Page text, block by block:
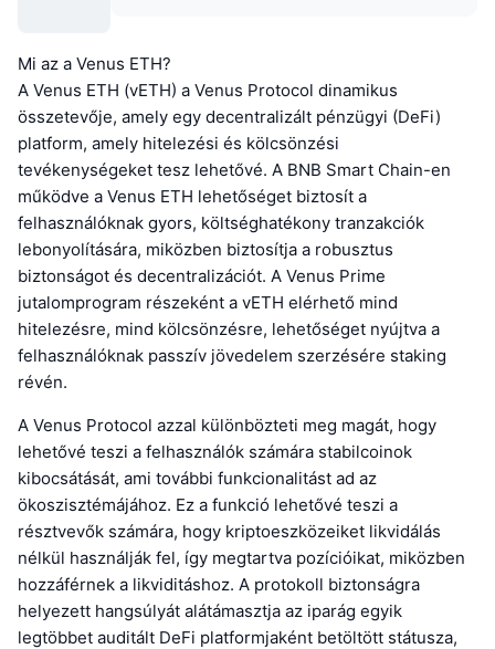
Mi az a Venus ETH?
A Venus ETH (vETH) a Venus Protocol dinamikus
összetevője, amely egy decentralizált pénzügyi (DeFi)
platform, amely hitelezési és kölcsönzési
tevékenységeket tesz lehetővé. A BNB Smart Chain-en
működve a Venus ETH lehetőséget biztosít a
felhasználóknak gyors, költséghatékony tranzakciók
lebonyolítására, miközben biztosítja a robusztus
biztonságot és decentralizációt. A Venus Prime
jutalomprogram részeként a vETH elérhető mind
hitelezésre, mind kölcsönzésre, lehetőséget nyújtva a
felhasználóknak passzív jövedelem szerzésére staking
révén.
A Venus Protocol azzal különbözteti meg magát, hogy
lehetővé teszi a felhasználók számára stabilcoinok
kibocsátását, ami további funkcionalitást ad az
ökoszisztémájához. Ez a funkció lehetővé teszi a
résztvevők számára, hogy kriptoeszközeiket likvidálás
nélkül használják fel, így megtartva pozícióikat, miközben
hozzáférnek a likviditáshoz. A protokoll biztonságra
helyezett hangsúlyát alátámasztja az iparág egyik
legtöbbet auditált DeFi platformjaként betöltött státusza,